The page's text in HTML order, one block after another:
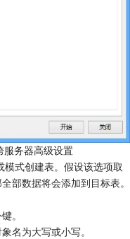
服务器高级设置
式创建表。假设该选项取
部数据将会添加到目标表。
。
名为大写或小写。